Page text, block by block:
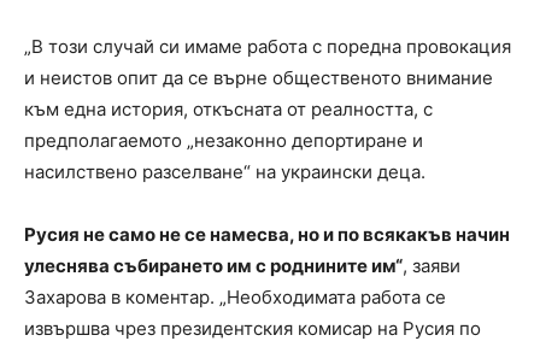
„В този случай си имаме работа с поредна провокация
и неистов опит да се върне общественото внимание
към една история, откъсната от реалността, с
предполагаемото „незаконно депортиране и
насилствено разселване“ на украински деца.
Русия не само не се намесва, но и по всякакъв начин
улеснява събирането им с роднините им“, заяви
Захарова в коментар. „Необходимата работа се
извършва чрез президентския комисар на Русия по